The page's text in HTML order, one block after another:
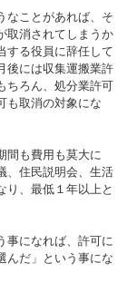
なことがあれば、そ
取消されてしまうか
する役員に辞任して
後には収集運搬業許
ちろん、処分業許可
も取消の対象にな
間も費用も莫大に
、住民説明会、生活
り、最低１年以上と
事になれば、許可に
んだ」という事にな